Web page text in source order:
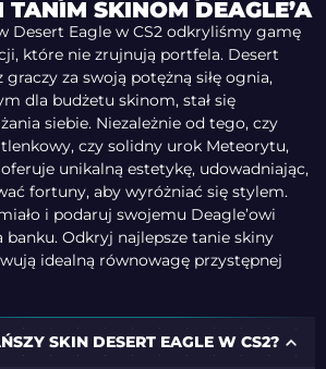
TANIM SKINOM DEAGLE’A
Desert Eagle w CS2 odkryliśmy gamę
które nie zrujnują portfela. Desert
graczy za swoją potężną siłę ognia,
dla budżetu skinom, stał się
siebie. Niezależnie od tego, czy
czy solidny urok Meteorytu,
unikalną estetykę, udowadniając,
fortuny, aby wyróżniać się stylem.
i podaruj swojemu Deagle’owi
Odkryj najlepsze tanie skiny
idealną równowagę przystępnej
SKIN DESERT EAGLE W CS2?